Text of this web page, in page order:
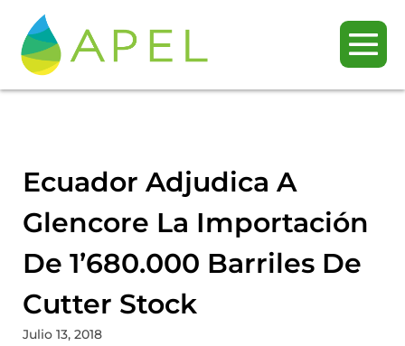
Ecuador Adjudica A
Glencore La Importación
De 1’680.000 Barriles De
Cutter Stock
Julio 13, 2018